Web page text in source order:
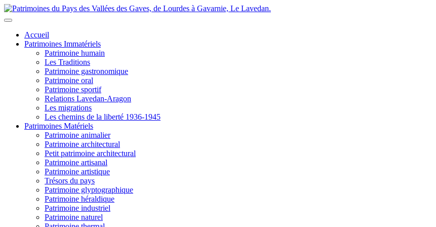
Accueil
Patrimoines Immatériels
Patrimoine humain
Les Traditions
Patrimoine gastronomique
Patrimoine oral
Patrimoine sportif
Relations Lavedan-Aragon
Les migrations
Les chemins de la liberté 1936-1945
Patrimoines Matériels
Patrimoine animalier
Patrimoine architectural
Petit patrimoine architectural
Patrimoine artisanal
Patrimoine artistique
Trésors du pays
Patrimoine glyptographique
Patrimoine héraldique
Patrimoine industriel
Patrimoine naturel